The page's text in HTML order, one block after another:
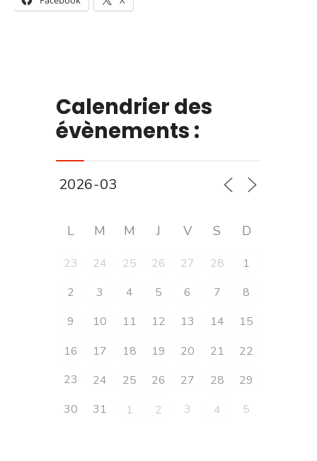
Calendrier des
évènements :
L M M J V S D
23 24 25 26 27 28
1
2
3 4 5 6 7
8
9
10 11 12 13 14
15
16
17 18 19 20 21
22
23
24 25 26 27 28
29
30
31 1 2 3 4 5